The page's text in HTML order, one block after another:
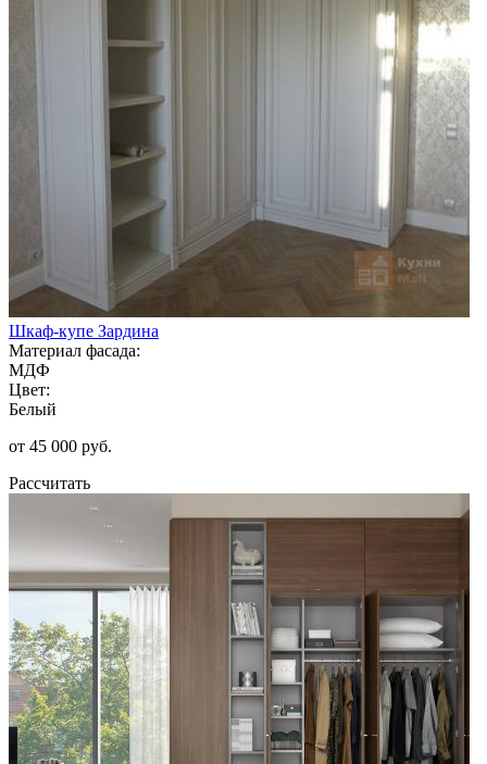
Шкаф-купе Зардина
Материал фасада:
МДФ
Цвет:
Белый
от 45 000 руб.
Рассчитать